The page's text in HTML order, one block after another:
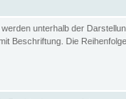
werden unterhalb der
Beschriftung. Die